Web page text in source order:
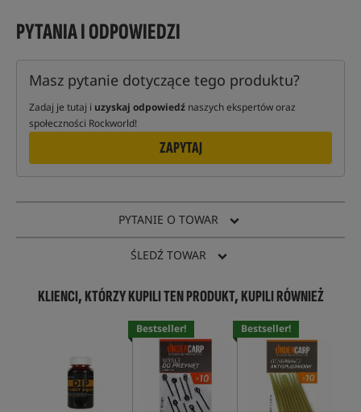
PYTANIA I ODPOWIEDZI
Masz pytanie dotyczące tego produktu?
Zadaj je tutaj i uzyskaj odpowiedź naszych ekspertów oraz
społeczności Rockworld!
ZAPYTAJ
PYTANIE O TOWAR
ŚLEDŹ TOWAR
KLIENCI, KTÓRZY KUPILI TEN PRODUKT, KUPILI RÓWNIEŻ
Bestseller! Bestseller!